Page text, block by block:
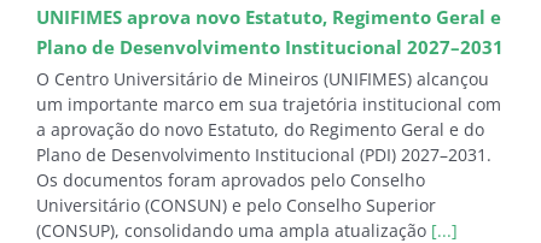
UNIFIMES aprova novo Estatuto, Regimento Geral e
Plano de Desenvolvimento Institucional 2027–2031
O Centro Universitário de Mineiros (UNIFIMES) alcançou
um importante marco em sua trajetória institucional com
a aprovação do novo Estatuto, do Regimento Geral e do
Plano de Desenvolvimento Institucional (PDI) 2027–2031.
Os documentos foram aprovados pelo Conselho
Universitário (CONSUN) e pelo Conselho Superior
(CONSUP), consolidando uma ampla atualização [...]